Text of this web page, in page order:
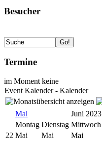
Besucher
Termine
im Moment keine
Event Kalender - Kalender
Mai Juni 2023
Montag Dienstag Mittwoch
22 Mai Mai Mai